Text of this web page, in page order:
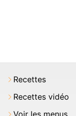
Recettes
Recettes vidéo